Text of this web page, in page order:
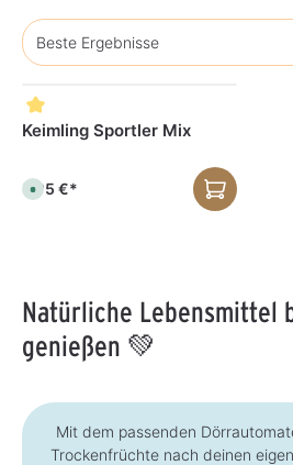
Keimling Sportler Mix
S
o
ü
b
a
i
5,95 €*
Natürliche Lebensmittel
genießen 💚
Mit dem passenden
Trockenfrüchte nach deinen